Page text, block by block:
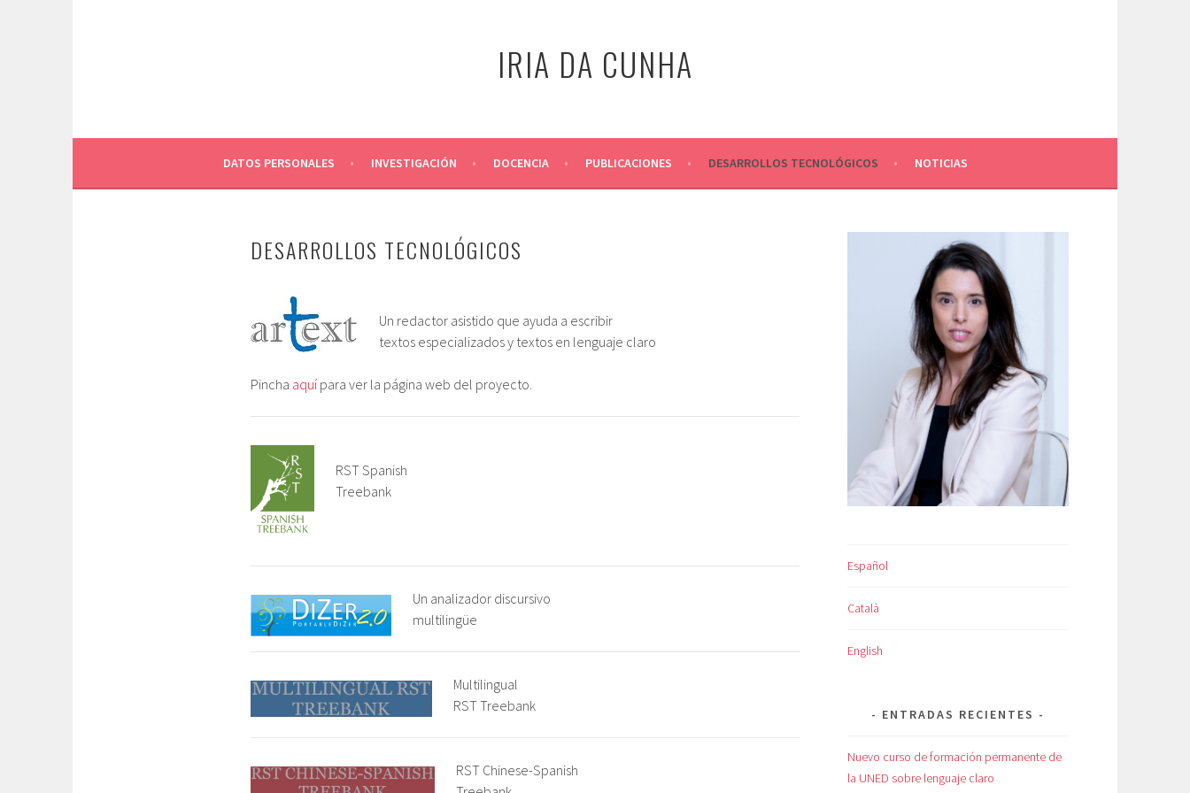
IRIA DA CUNHA
DATOS PERSONALES INVESTIGACIÓN DOCENCIA PUBLICACIONES DESARROLLOS TECNOLÓGICOS NOTICIAS
DESARROLLOS TECNOLÓGICOS
Un redactor asistido que ayuda a escribir
textos especializados y textos en lenguaje claro
Pincha aquí para ver la página web del proyecto.
RST Spanish
Treebank
Un analizador discursivo
multilingüe
Multilingual
RST Treebank
RST Chinese-Spanish
Español
Català
English
ENTRADAS RECIENTES
Nuevo curso de formación permanente de
la UNED sobre lenguaje claro